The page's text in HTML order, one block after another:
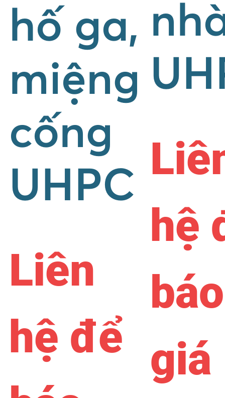
hố ga,
miệng
cống
UHPC
Liên
hệ để
hệ
báo
giá